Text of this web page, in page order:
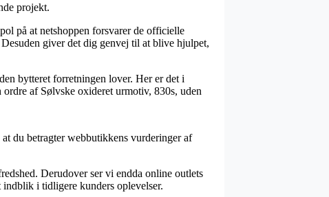
projekt.
på at netshoppen forsvarer de officielle
giver det dig genvej til at blive hjulpet,
bytteret forretningen lover. Her er det i
af Sølvske oxideret urmotiv, 830s, uden
du betragter webbutikkens vurderinger af
Derudover ser vi endda online outlets
i tidligere kunders oplevelser.